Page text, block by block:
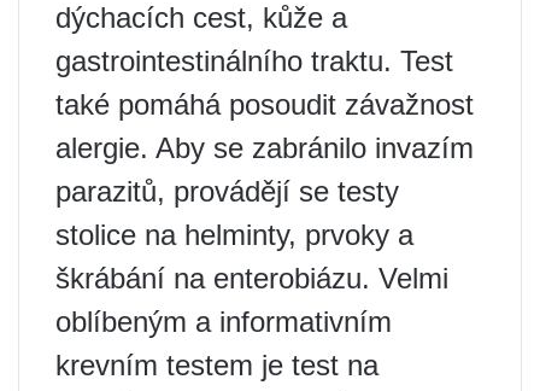
dýchacích cest, kůže a
gastrointestinálního traktu. Test
také pomáhá posoudit závažnost
alergie. Aby se zabránilo invazím
parazitů, provádějí se testy
stolice na helminty, prvoky a
škrábání na enterobiázu. Velmi
oblíbeným a informativním
krevním testem je test na